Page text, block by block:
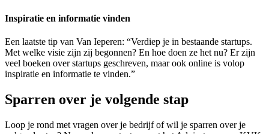
Inspiratie en informatie vinden
Een laatste tip van Van Ieperen: “Verdiep je in bestaande startups.
Met welke visie zijn zij begonnen? En hoe doen ze het nu? Er zijn
veel boeken over startups geschreven, maar ook online is volop
inspiratie en informatie te vinden.”
Sparren over je volgende stap
Loop je rond met vragen over je bedrijf of wil je sparren over je